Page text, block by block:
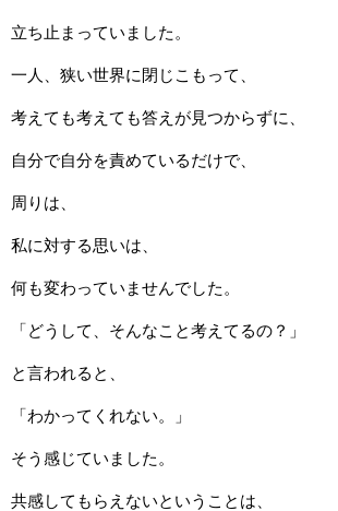
立ち止まっていました。
一人、狭い世界に閉じこもって、
考えても考えても答えが見つからずに、
自分で自分を責めているだけで、
周りは、
私に対する思いは、
何も変わっていませんでした。
「どうして、そんなこと考えてるの？」
と言われると、
「わかってくれない。」
そう感じていました。
共感してもらえないということは、